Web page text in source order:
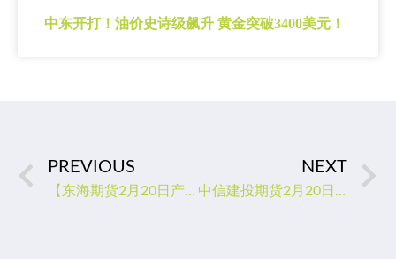
中东开打！油价史诗级飙升 黄金突破3400美元！
PREVIOUS
【东海期货2月20日产业链日报】能化篇：需求不定，油价继续弱化
NEXT
中信建投期货2月20日早间交易策略